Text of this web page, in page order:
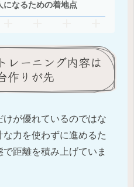
になるための着地点
レーニング内容は
作りが先
が優れているのではな
な力を使わずに進めるた
距離を積み上げていま